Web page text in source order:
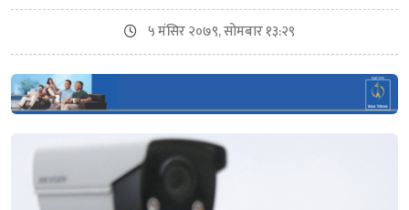
५ मंसिर २०७९, सोमबार १३:२९